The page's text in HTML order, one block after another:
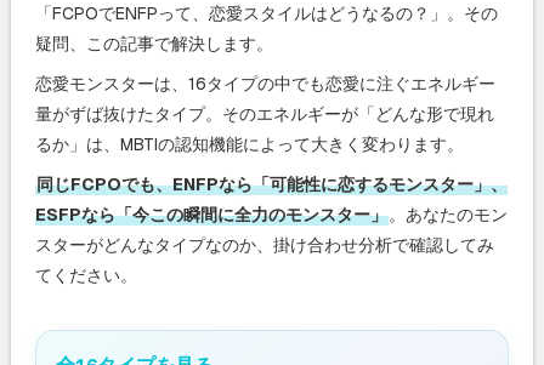
「FCPOでENFPって、恋愛スタイルはどうなるの？」。その
疑問、この記事で解決します。
恋愛モンスターは、16タイプの中でも恋愛に注ぐエネルギー
量がずば抜けたタイプ。そのエネルギーが「どんな形で現れ
るか」は、MBTIの認知機能によって大きく変わります。
同じFCPOでも、ENFPなら「可能性に恋するモンスター」、
ESFPなら「今この瞬間に全力のモンスター」。あなたのモン
スターがどんなタイプなのか、掛け合わせ分析で確認してみ
てください。